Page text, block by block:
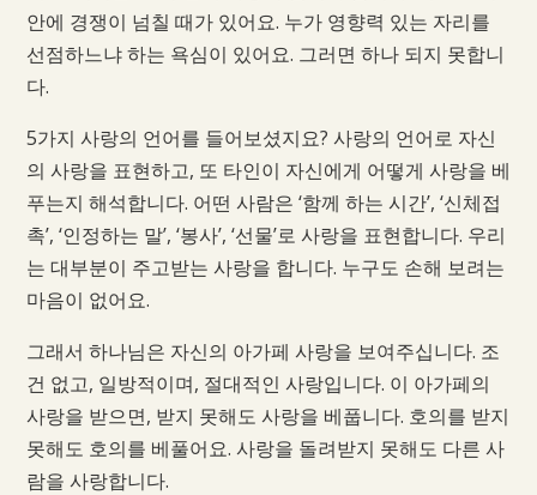
안에 경쟁이 넘칠 때가 있어요. 누가 영향력 있는 자리를
선점하느냐 하는 욕심이 있어요. 그러면 하나 되지 못합니
다.
5가지 사랑의 언어를 들어보셨지요? 사랑의 언어로 자신
의 사랑을 표현하고, 또 타인이 자신에게 어떻게 사랑을 베
푸는지 해석합니다. 어떤 사람은 ‘함께 하는 시간’, ‘신체접
촉’, ‘인정하는 말’, ‘봉사’, ‘선물’로 사랑을 표현합니다. 우리
는 대부분이 주고받는 사랑을 합니다. 누구도 손해 보려는
마음이 없어요.
그래서 하나님은 자신의 아가페 사랑을 보여주십니다. 조
건 없고, 일방적이며, 절대적인 사랑입니다. 이 아가페의
사랑을 받으면, 받지 못해도 사랑을 베풉니다. 호의를 받지
못해도 호의를 베풀어요. 사랑을 돌려받지 못해도 다른 사
람을 사랑합니다.